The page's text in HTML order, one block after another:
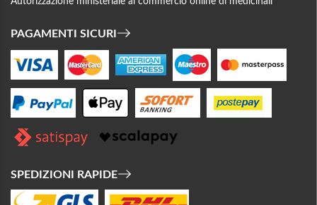
PAGAMENTI SICURI
SPEDIZIONI RAPIDE